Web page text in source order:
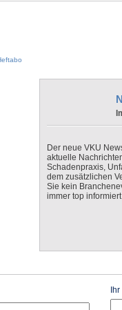
Der neue VKU
aktuelle
Schadenpraxis,
dem zusätzlichen
Sie kein
immer top